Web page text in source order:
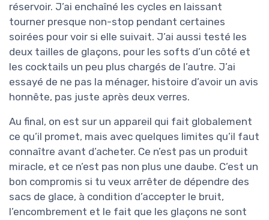
réservoir. J’ai enchaîné les cycles en laissant
tourner presque non-stop pendant certaines
soirées pour voir si elle suivait. J’ai aussi testé les
deux tailles de glaçons, pour les softs d’un côté et
les cocktails un peu plus chargés de l’autre. J’ai
essayé de ne pas la ménager, histoire d’avoir un avis
honnête, pas juste après deux verres.
Au final, on est sur un appareil qui fait globalement
ce qu’il promet, mais avec quelques limites qu’il faut
connaître avant d’acheter. Ce n’est pas un produit
miracle, et ce n’est pas non plus une daube. C’est un
bon compromis si tu veux arrêter de dépendre des
sacs de glace, à condition d’accepter le bruit,
l’encombrement et le fait que les glaçons ne sont